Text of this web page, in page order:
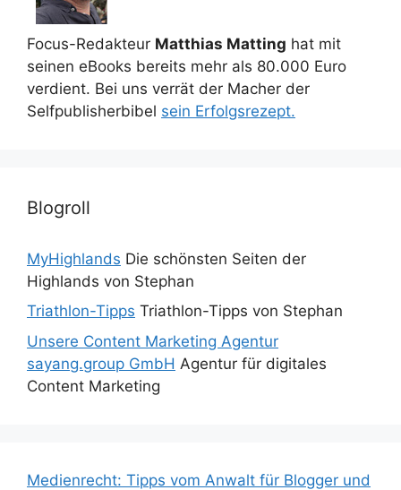
Focus-Redakteur Matthias Matting hat mit
seinen eBooks bereits mehr als 80.000 Euro
verdient. Bei uns verrät der Macher der
Selfpublisherbibel sein Erfolgsrezept.
Blogroll
MyHighlands Die schönsten Seiten der
Highlands von Stephan
Triathlon-Tipps Triathlon-Tipps von Stephan
Unsere Content Marketing Agentur
sayang.group GmbH Agentur für digitales
Content Marketing
Medienrecht: Tipps vom Anwalt für Blogger und